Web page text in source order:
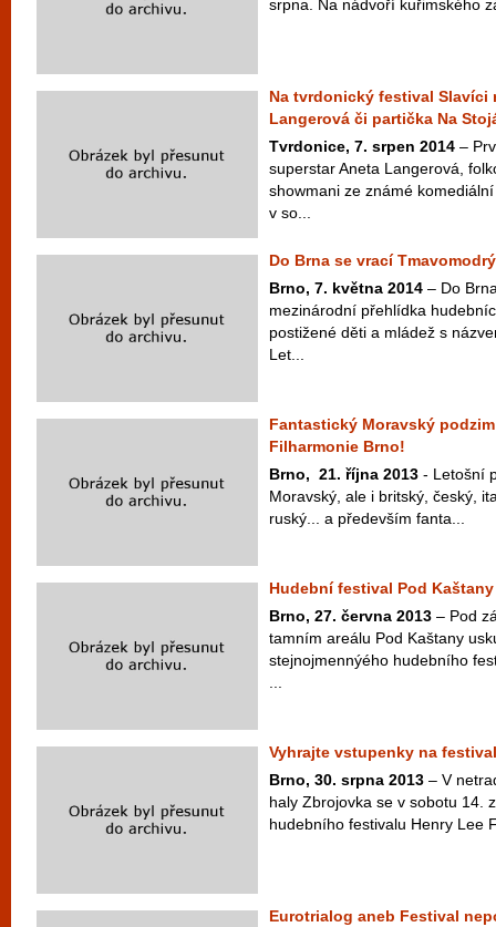
srpna. Na nádvoří kuřimského
Na tvrdonický festival Slavíci
Langerová či partička Na
Tvrdonice, 7. srpen 2014 –
superstar Aneta Langerová,
showmani ze známé
v so...
Do Brna se vrací
Brno, 7. května 2014 – Do
mezinárodní přehlídka
postižené děti a mládež s
Let...
Fantastický Moravský
Filharmonie Brno!
Brno, 21. října 2013 - Letošní
Moravský, ale i britský, český,
ruský... a především fanta...
Hudební festival Pod
Brno, 27. června 2013 – Pod
tamním areálu Pod Kaštany
stejnojmennýého hudebního
Vyhrajte vstupenky na
Brno, 30. srpna 2013 – V
haly Zbrojovka se v sobotu 14.
hudebního festivalu Henry Lee
Eurotrialog aneb Festival